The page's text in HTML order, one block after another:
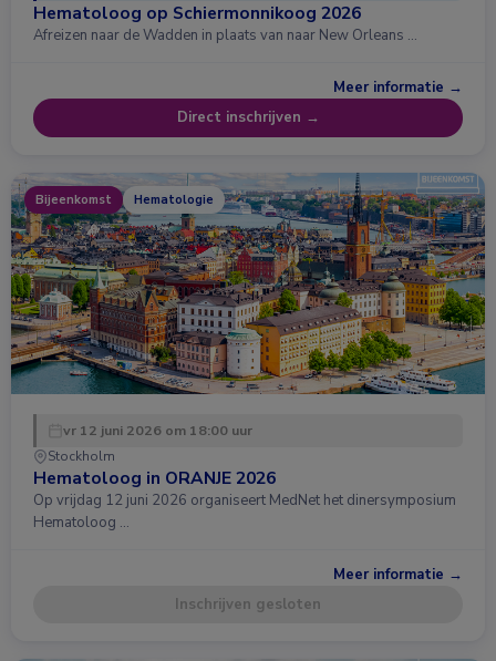
Hematoloog op Schiermonnikoog 2026
Afreizen naar de Wadden in plaats van naar New Orleans …
Meer informatie →
Direct inschrijven →
Bijeenkomst Hematologie
vr 12 juni 2026 om 18:00 uur
Stockholm
Hematoloog in ORANJE 2026
Op vrijdag 12 juni 2026 organiseert MedNet het dinersymposium
Hematoloog …
Meer informatie →
Inschrijven gesloten